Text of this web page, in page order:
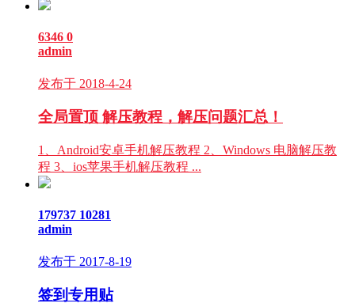
6346 0
admin
发布于 2018-4-24
全局置顶 解压教程，解压问题汇总！
1、Android安卓手机解压教程 2、Windows 电脑解压教
程 3、ios苹果手机解压教程 ...
179737 10281
admin
发布于 2017-8-19
签到专用贴